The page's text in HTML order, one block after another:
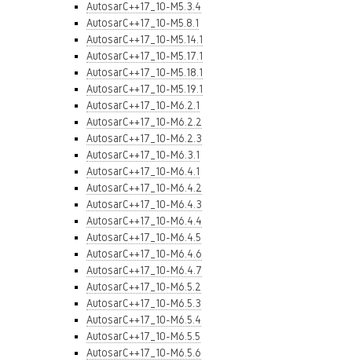
AutosarC++17_10-M5.3.4
AutosarC++17_10-M5.8.1
AutosarC++17_10-M5.14.1
AutosarC++17_10-M5.17.1
AutosarC++17_10-M5.18.1
AutosarC++17_10-M5.19.1
AutosarC++17_10-M6.2.1
AutosarC++17_10-M6.2.2
AutosarC++17_10-M6.2.3
AutosarC++17_10-M6.3.1
AutosarC++17_10-M6.4.1
AutosarC++17_10-M6.4.2
AutosarC++17_10-M6.4.3
AutosarC++17_10-M6.4.4
AutosarC++17_10-M6.4.5
AutosarC++17_10-M6.4.6
AutosarC++17_10-M6.4.7
AutosarC++17_10-M6.5.2
AutosarC++17_10-M6.5.3
AutosarC++17_10-M6.5.4
AutosarC++17_10-M6.5.5
AutosarC++17_10-M6.5.6